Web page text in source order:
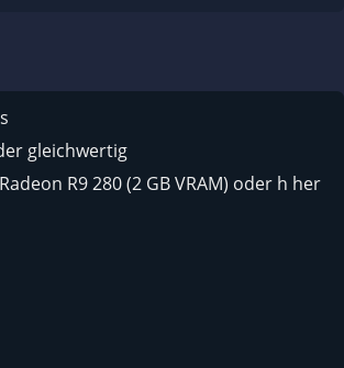
gleichwertig
R9 280 (2 GB VRAM) oder h her